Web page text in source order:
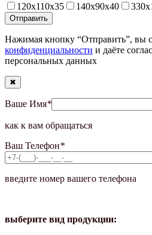
120х110х35 140х90х40
Нажимая кнопку “Отправить”, вы
конфиденциальности и даёте
персональных данных
✖
Ваше Имя*
как к вам обращаться
Ваш Телефон*
введите номер вашего телефона
выберите вид продукции: